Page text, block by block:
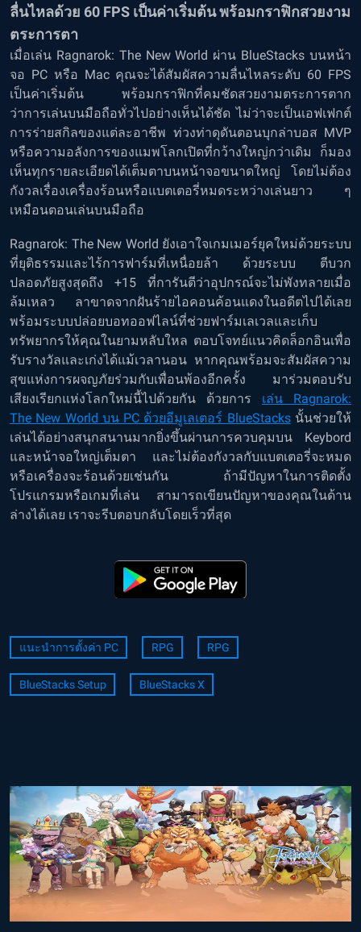
ลื่นไหลด้วย 60 FPS เป็นค่าเริ่มต้น พร้อมกราฟิกสวยงาม
ตระการตา
เมื่อเล่น Ragnarok: The New World ผ่าน BlueStacks บนหน้า
จอ PC หรือ Mac คุณจะได้สัมผัสความลื่นไหลระดับ 60 FPS
เป็นค่าเริ่มต้น พร้อมกราฟิกที่คมชัดสวยงามตระการตาก
ว่าการเล่นบนมือถือทั่วไปอย่างเห็นได้ชัด ไม่ว่าจะเป็นเอฟเฟกต์
การร่ายสกิลของแต่ละอาชีพ ท่วงท่าดุดันตอนบุกล่าบอส MVP
หรือความอลังการของแมพโลกเปิดที่กว้างใหญ่กว่าเดิม ก็มอง
เห็นทุกรายละเอียดได้เต็มตาบนหน้าจอขนาดใหญ่ โดยไม่ต้อง
กังวลเรื่องเครื่องร้อนหรือแบตเตอรี่หมดระหว่างเล่นยาว ๆ
เหมือนตอนเล่นบนมือถือ
Ragnarok: The New World ยังเอาใจเกมเมอร์ยุคใหม่ด้วยระบบ
ที่ยุติธรรมและไร้การฟาร์มที่เหนื่อยล้า ด้วยระบบ ตีบวก
ปลอดภัยสูงสุดถึง +15 ที่การันตีว่าอุปกรณ์จะไม่พังทลายเมื่อ
ล้มเหลว ลาขาดจากฝันร้ายไอคอนค้อนแดงในอดีตไปได้เลย
พร้อมระบบปล่อยบอทออฟไลน์ที่ช่วยฟาร์มเลเวลและเก็บ
ทรัพยากรให้คุณในยามหลับใหล ตอบโจทย์แนวคิดล็อกอินเพื่อ
รับรางวัลและเก่งได้แม้เวลานอน หากคุณพร้อมจะสัมผัสความ
สุขแห่งการผจญภัยร่วมกับเพื่อนพ้องอีกครั้ง มาร่วมตอบรับ
เสียงเรียกแห่งโลกใหม่นี้ไปด้วยกัน ด้วยการ เล่น Ragnarok:
The New World บน PC ด้วยอีมูเลเตอร์ BlueStacksนั้นช่วยให้
เล่นได้อย่างสนุกสนานมากยิ่งขึ้นผ่านการควบคุมบน Keybord
และหน้าจอใหญ่เต็มตา และไม่ต้องกังวลกับแบตเตอรี่จะหมด
หรือเครื่องจะร้อนด้วยเช่นกัน ถ้ามีปัญหาในการติดตั้ง
โปรแกรมหรือเกมที่เล่น สามารถเขียนปัญหาของคุณในด้าน
ล่างได้เลย เราจะรีบตอบกลับโดยเร็วที่สุด
แนะนำการตั้งค่า PC RPG RPG
BlueStacks Setup BlueStacks X